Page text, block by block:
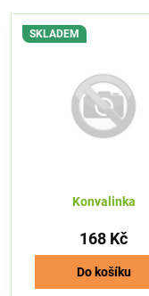
SKLADEM
Konvalinka
168 Kč
Do košíku